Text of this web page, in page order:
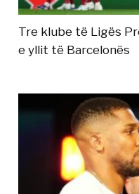
Tre klube të Ligës
e yllit të Barcelonës